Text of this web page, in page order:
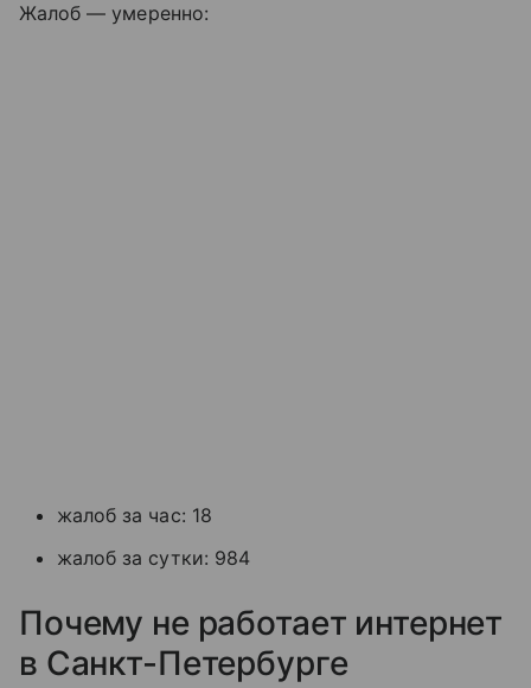
Жалоб — умеренно:
жалоб за час: 18
жалоб за сутки: 984
Почему не работает интернет
в Санкт-Петербурге